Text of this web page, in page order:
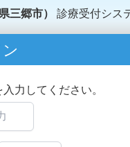
三郷市） 診療受付シス
力してください。